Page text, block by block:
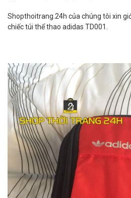
Shopthoitrang.24h của chúng tôi xin
chiếc túi thể thao adidas TD001.